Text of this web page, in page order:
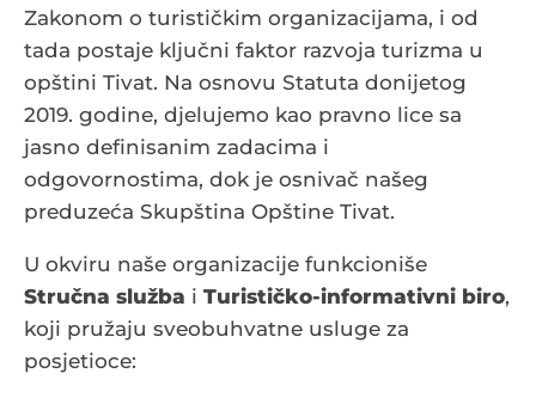
Zakonom o turističkim organizacijama, i od
tada postaje ključni faktor razvoja turizma u
opštini Tivat. Na osnovu Statuta donijetog
2019. godine, djelujemo kao pravno lice sa
jasno definisanim zadacima i
odgovornostima, dok je osnivač našeg
preduzeća Skupština Opštine Tivat.
U okviru naše organizacije funkcioniše
Stručna služba i Turističko-informativni biro,
koji pružaju sveobuhvatne usluge za
posjetioce: